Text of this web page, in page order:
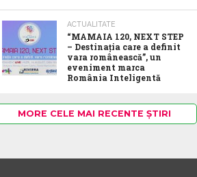
ACTUALITATE
“MAMAIA 120, NEXT STEP
– Destinația care a definit
vara românească”, un
eveniment marca
România Inteligentă
MORE CELE MAI RECENTE ȘTIRI